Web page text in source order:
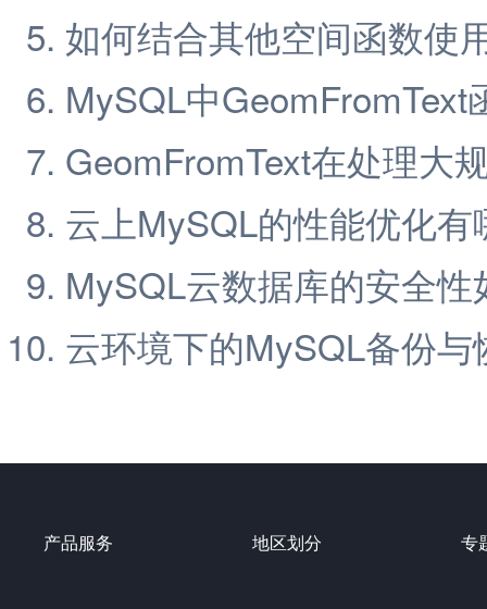
如何结合其他空间函数使
MySQL中
GeomFromText在处理大
云上MySQL的性能优化有
MySQL云数据库的安全性
云环境下的MySQL备份与
产品服务 地区划分 专